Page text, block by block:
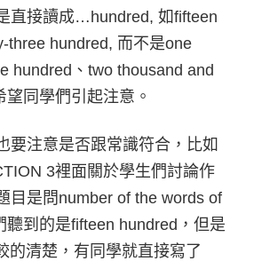
直接讀成…hundred, 如fifteen
three hundred, 而不是one
hundred、two thousand and
同學們引起注意。
要注意是否跟常識符合，比如
3裡面關於學生們討論作
目是問number of the words of
聽到的是fifteen hundred，但是
的清楚，有同學就直接寫了